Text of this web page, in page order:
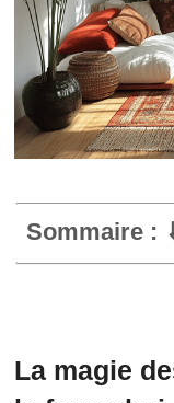
Sommaire :
La magie